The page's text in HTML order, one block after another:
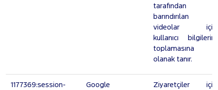
tarafından
barındırılan
videolar için
kullanıcı bilgilerini
toplamasına
olanak tanır.
1177369:session-
Google
Ziyaretçiler için